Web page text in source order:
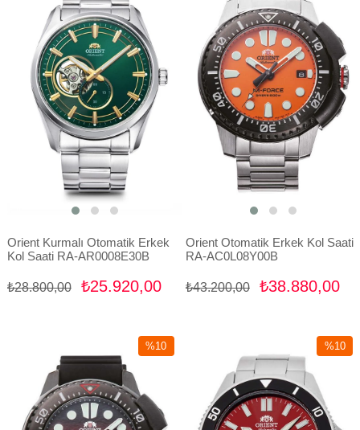
Orient Kurmalı Otomatik Erkek
Kol Saati RA-AR0008E30B
₺25.920,00
₺28.800,00
%10İndirim
Orient Otomatik Erkek Kol Saati
RA-AC0L08Y00B
₺38.880,00
₺43.200,00
%10
%10İndirim
%10